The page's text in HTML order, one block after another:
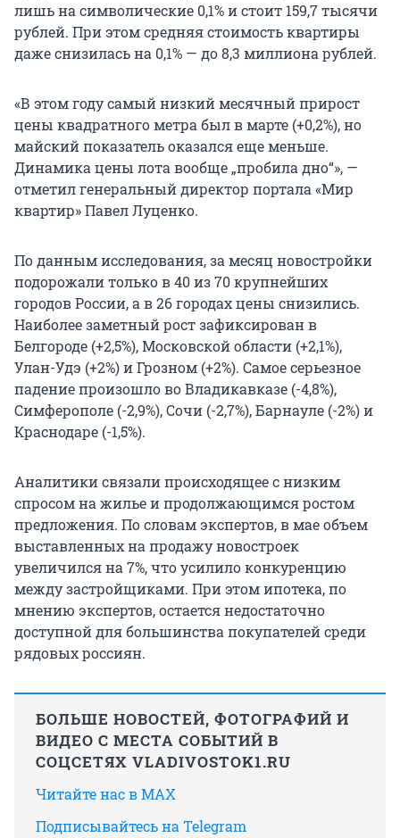
лишь на символические 0,1% и стоит 159,7 тысячи
рублей. При этом средняя стоимость квартиры
даже снизилась на 0,1% — до 8,3 миллиона рублей.
«В этом году самый низкий месячный прирост
цены квадратного метра был в марте (+0,2%), но
майский показатель оказался еще меньше.
Динамика цены лота вообще „пробила дно“», —
отметил генеральный директор портала «Мир
квартир» Павел Луценко.
По данным исследования, за месяц новостройки
подорожали только в 40 из 70 крупнейших
городов России, а в 26 городах цены снизились.
Наиболее заметный рост зафиксирован в
Белгороде (+2,5%), Московской области (+2,1%),
Улан-Удэ (+2%) и Грозном (+2%). Самое серьезное
падение произошло во Владикавказе (-4,8%),
Симферополе (-2,9%), Сочи (-2,7%), Барнауле (-2%) и
Краснодаре (-1,5%).
Аналитики связали происходящее с низким
спросом на жилье и продолжающимся ростом
предложения. По словам экспертов, в мае объем
выставленных на продажу новостроек
увеличился на 7%, что усилило конкуренцию
между застройщиками. При этом ипотека, по
мнению экспертов, остается недостаточно
доступной для большинства покупателей среди
рядовых россиян.
БОЛЬШЕ НОВОСТЕЙ, ФОТОГРАФИЙ И
ВИДЕО С МЕСТА СОБЫТИЙ В
СОЦСЕТЯХ VLADIVOSTOK1.RU
Читайте нас в MAX
Подписывайтесь на Telegram